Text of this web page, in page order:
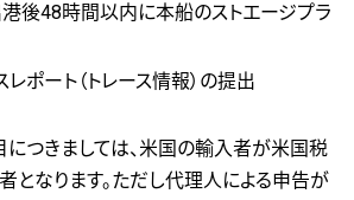
後48時間以内に本船のストエージプラ
ポート（トレース情報）の提出
につきましては、米国の輸入者が米国税
となります。ただし代理人による申告が